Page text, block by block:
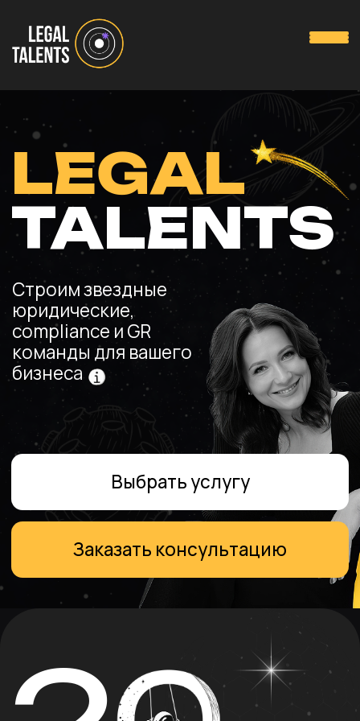
Заказать консультацию
Выбрать услугу
Строим звездные
юридические,
compliance и GR
команды для вашего
LEGAL
TALENTS
2 ЛЕТ
ЗАЖИГАЕМ ЗВЕЗДЫ
НА ЮРИДИЧЕСКОМ РЫНКЕ
И ПРИДАЕМ КОСМИЧЕСКОЕ
+